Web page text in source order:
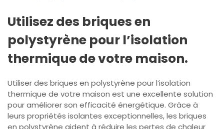
Utilisez des briques en
polystyrène pour l’isolation
thermique de votre maison.
Utiliser des briques en polystyrène pour l’isolation
thermique de votre maison est une excellente solution
pour améliorer son efficacité énergétique. Grâce à
leurs propriétés isolantes exceptionnelles, les briques
en polystyrène aident à réduire les pertes de chaleur